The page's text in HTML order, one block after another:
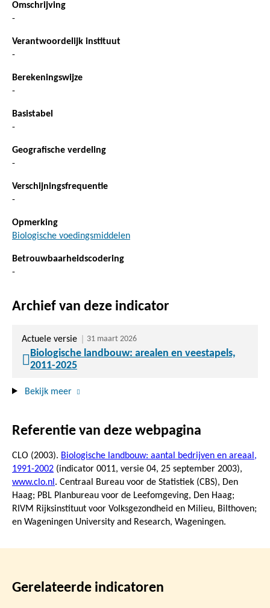
Omschrijving
-
Verantwoordelijk instituut
-
Berekeningswijze
-
Basistabel
-
Geografische verdeling
-
Verschijningsfrequentie
-
Opmerking
Biologische voedingsmiddelen
Betrouwbaarheidscodering
-
Archief van deze indicator
Actuele versie 31 maart 2026
Biologische landbouw: arealen en veestapels,
2011-2025
Bekijk meer
Referentie van deze webpagina
CLO (2003). Biologische landbouw: aantal bedrijven en areaal,
1991-2002 (indicator 0011, versie 04, 25 september 2003),
www.clo.nl . Centraal Bureau voor de Statistiek (CBS), Den
Haag; PBL Planbureau voor de Leefomgeving, Den Haag;
RIVM Rijksinstituut voor Volksgezondheid en Milieu, Bilthoven;
en Wageningen University and Research, Wageningen.
Gerelateerde indicatoren